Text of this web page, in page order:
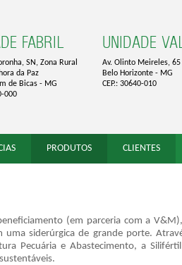
FABRIL UNIDADE
SN, Zona Rural
da Paz
de Bicas - MG
000
Av. Olinto Meireles,
Belo Horizonte - MG
CEP.: 30640-010
PRODUTOS CLIENTES
(em parceria com a
uma siderúrgica de grande porte.
Pecuária e Abastecimento, a